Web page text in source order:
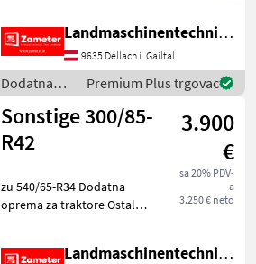
Landmaschinentechnik Zameter Petra
9635 Dellach i. Gailtal
Dodatna
oprema za
traktore /
Sonstige
Premium Plus trgovac
Sonstige 300/85-
R42
3.900
€
sa 20% PDV-
a
3.250 € neto
zu 540/65-R34 Dodatna
oprema za traktore Ostala
Landmaschinentechnik Zameter Petra